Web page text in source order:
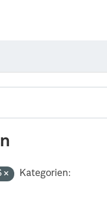
Kategorien: